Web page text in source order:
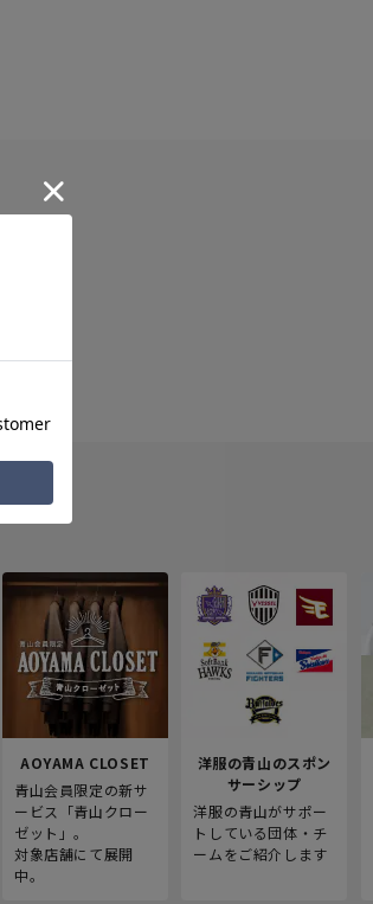
AOYAMA CLOSET
青山会員限定の新サ
ービス「青山クロー
ゼット」。
対象店舗にて展開
中。
洋服の青山のスポン
サーシップ
洋服の青山がサポー
トしている団体・チ
ームをご紹介します